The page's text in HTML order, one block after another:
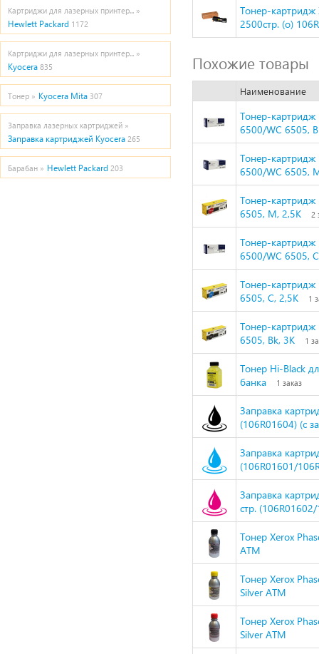
Картриджи для лазерных принтер... »
Hewlett Packard 1172
Картриджи для лазерных принтер... »
Kyocera 835
Тонер » Kyocera Mita 307
Заправка лазерных картриджей »
Заправка картриджей Kyocera 265
Барабан » Hewlett Packard 203
Тонер-картридж
2500стр. (o)
Похожие товары
Наименование
Тонер-картридж
6500/WC 6505,
Тонер-картридж
6500/WC 6505,
Тонер-картридж
6505, M, 2,5K
2
Тонер-картридж
6500/WC 6505,
Тонер-картридж
6505, C, 2,5K
1
Тонер-картридж
6505, Bk, 3K
1
Тонер Hi-Black
банка
1 заказ
Заправка
(106R01604) (с
Заправка
(106R01601/
Заправка
стр.
Тонер Xerox
ATM
Тонер Xerox
Silver ATM
Тонер Xerox
Silver ATM